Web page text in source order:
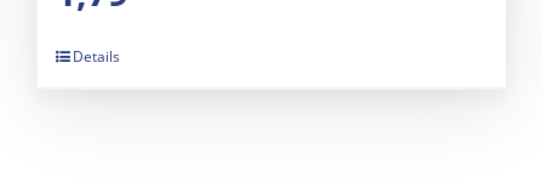
Details